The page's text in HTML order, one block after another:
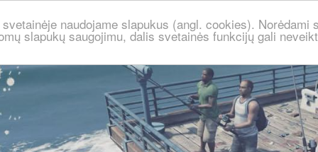
naudojame slapukus (angl. cookies). Norėdami
slapukų saugojimu, dalis svetainės funkcijų gali